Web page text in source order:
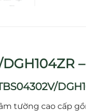
tường cao cấp